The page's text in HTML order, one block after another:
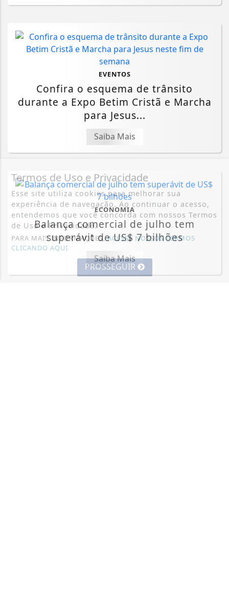
EVENTOS
Confira o esquema de trânsito
durante a Expo Betim Cristã e Marcha
para Jesus...
Saiba Mais
ECONOMIA
Balança comercial de julho tem
superávit de US$ 7 bilhões
Saiba Mais
Termos de Uso e Privacidade
Esse site utiliza cookies para melhorar sua
experiência de navegação. Ao continuar o acesso,
entendemos que você concorda com nossos Termos
de Uso e Privacidade.
PARA MAIS INFORMAÇÕES,ACESSE NOSSOS TERMOS
CLICANDO AQUI
PROSSEGUIR